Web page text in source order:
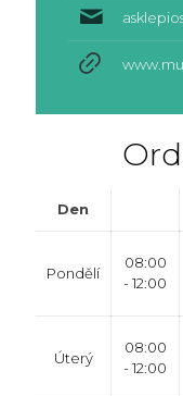
Den
Pondělí
08:00
- 12:00
Úterý
08:00
- 12:00